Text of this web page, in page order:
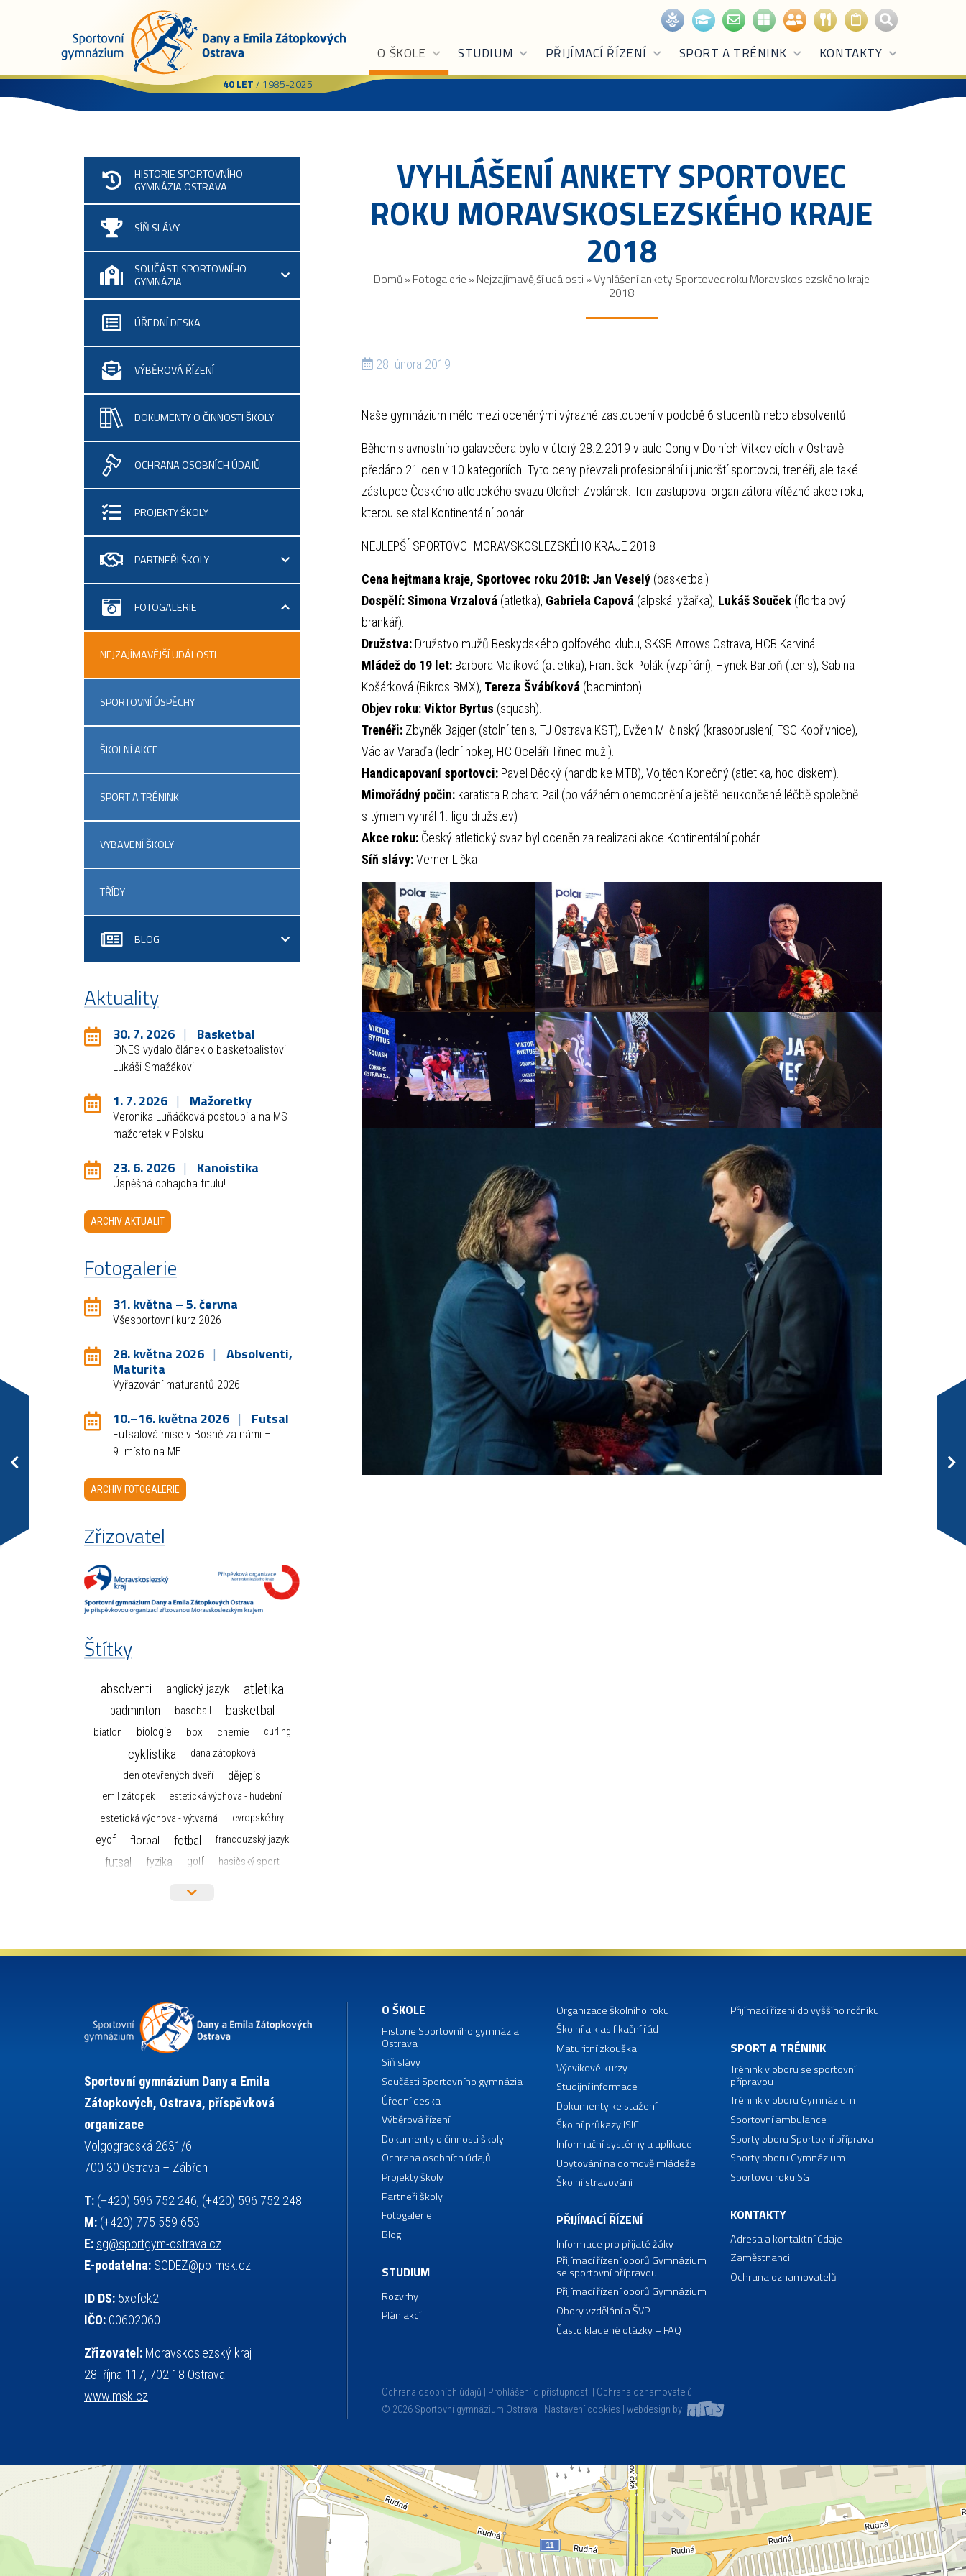
40 LET/ 1985-2025
O ŠKOLE STUDIUM PŘIJÍMACÍ ŘÍZENÍ SPORT A TRÉNINK KONTAKTY
VYHLÁŠENÍ ANKETY SPORTOVEC
ROKU MORAVSKOSLEZSKÉHO KRAJE
2018
Domů »Fotogalerie »Nejzajímavější události »Vyhlášení ankety Sportovec roku Moravskoslezského kraje
2018
28. února 2019
Naše gymnázium mělo mezi oceněnými výrazné zastoupení v podobě 6 studentů nebo absolventů.
Během slavnostního galavečera bylo v úterý 28.2.2019 v aule Gong v Dolních Vítkovicích v Ostravě
předáno 21 cen v 10 kategoriích. Tyto ceny převzali profesionální i juniorští sportovci, trenéři, ale také
zástupce Českého atletického svazu Oldřich Zvolánek. Ten zastupoval organizátora vítězné akce roku,
kterou se stal Kontinentální pohár.
NEJLEPŠÍ SPORTOVCI MORAVSKOSLEZSKÉHO KRAJE 2018
Cena hejtmana kraje, Sportovec roku 2018: Jan Veselý(basketbal)
Dospělí: Simona Vrzalová(atletka), Gabriela Capová(alpská lyžařka), Lukáš Souček(florbalový
brankář).
Družstva:Družstvo mužů Beskydského golfového klubu, SKSB Arrows Ostrava, HCB Karviná.
Mládež do 19 let:Barbora Malíková (atletika), František Polák (vzpírání), Hynek Bartoň (tenis), Sabina
Košárková (Bikros BMX), Tereza Švábíková(badminton).
Objev roku: Viktor Byrtus (squash).
Trenéři:Zbyněk Bajger (stolní tenis, TJ Ostrava KST), Evžen Milčinský (krasobruslení, FSC Kopřivnice),
Václav Varaďa (lední hokej, HC Oceláři Třinec muži).
Handicapovaní sportovci:Pavel Děcký (handbike MTB), Vojtěch Konečný (atletika, hod diskem).
Mimořádný počin:karatista Richard Pail (po vážném onemocnění a ještě neukončené léčbě společně
s týmem vyhrál 1. ligu družstev)
Akce roku:Český atletický svaz byl oceněn za realizaci akce Kontinentální pohár.
Síň slávy:Verner Lička
HISTORIE SPORTOVNÍHO
GYMNÁZIA OSTRAVA
SÍŇ SLÁVY
SOUČÁSTI SPORTOVNÍHO
GYMNÁZIA
ÚŘEDNÍ DESKA
VÝBĚROVÁ ŘÍZENÍ
DOKUMENTY O ČINNOSTI ŠKOLY
OCHRANA OSOBNÍCH ÚDAJŮ
PROJEKTY ŠKOLY
PARTNEŘI ŠKOLY
FOTOGALERIE
NEJZAJÍMAVĚJŠÍ UDÁLOSTI
SPORTOVNÍ ÚSPĚCHY
ŠKOLNÍ AKCE
SPORT A TRÉNINK
VYBAVENÍ ŠKOLY
TŘÍDY
BLOG
Aktuality
30. 7. 2026 Basketbal
iDNES vydalo článek o basketbalistovi
Lukáši Smažákovi
1. 7. 2026 Mažoretky
Veronika Luňáčková postoupila na MS
mažoretek v Polsku
23. 6. 2026 Kanoistika
Úspěšná obhajoba titulu!
ARCHIV AKTUALIT
Fotogalerie
31. května – 5. června
Všesportovní kurz 2026
28. května 2026 Absolventi,
Maturita
Vyřazování maturantů 2026
10.–16. května 2026 Futsal
Futsalová mise v Bosně za námi –
9. místo na ME
ARCHIV FOTOGALERIE
Zřizovatel
Štítky
absolventi anglický jazyk atletika
badminton baseball basketbal
biatlon biologie box chemie curling
cyklistika dana zátopková
den otevřených dveří dějepis
emil zátopek estetická výchova - hudební
estetická výchova - výtvarná evropské hry
eyof florbal fotbal francouzský jazyk
futsal fyzika golf hasičský sport
krasobruslení
kultura a historie
moderní gymnastika
německý jazyk
občanská nauka
olympijské hry olympiáda dětí a mládeže
organizace plavání
pozvánka
požární sport
projekty přednáška
přijímací řízení
rychlobruslení
snowboarding
sportovní gymnastika sportovní lezení
squash stolní tenis
talentová zkouška
tanec
teorie sportovní přípravy
tělesná výchova
událost
volejbal
vzpírání
zeměpis základy společenských věd
zápas řeckořímský úřední deska
český jazyk
Sportovní gymnázium Dany a Emila
Zátopkových, Ostrava, příspěvková
organizace
Volgogradská 2631/6
700 30 Ostrava – Zábřeh
T: (+420) 596 752 246, (+420) 596 752 248
M: (+420) 775 559 653
E: sg@sportgym-ostrava.cz
E-podatelna: SGDEZ@po-msk.cz
ID DS: 5xcfck2
IČO: 00602060
Zřizovatel: Moravskoslezský kraj
28. října 117, 702 18 Ostrava
www.msk.cz
O ŠKOLE
Historie Sportovního gymnázia
Ostrava
Síň slávy
Součásti Sportovního gymnázia
Úřední deska
Výběrová řízení
Dokumenty o činnosti školy
Ochrana osobních údajů
Projekty školy
Partneři školy
Fotogalerie
Blog
STUDIUM
Rozvrhy
Plán akcí
Organizace školního roku
Školní a klasifikační řád
Maturitní zkouška
Výcvikové kurzy
Studijní informace
Dokumenty ke stažení
Školní průkazy ISIC
Informační systémy a aplikace
Ubytování na domově mládeže
Školní stravování
PŘIJÍMACÍ ŘÍZENÍ
Informace pro přijaté žáky
Přijímací řízení oborů Gymnázium
se sportovní přípravou
Přijímací řízení oborů Gymnázium
Obory vzdělání a ŠVP
Často kladené otázky – FAQ
Přijímací řízení do vyššího ročníku
SPORT A TRÉNINK
Trénink v oboru se sportovní
přípravou
Trénink v oboru Gymnázium
Sportovní ambulance
Sporty oboru Sportovní příprava
Sporty oboru Gymnázium
Sportovci roku SG
KONTAKTY
Adresa a kontaktní údaje
Zaměstnanci
Ochrana oznamovatelů
Ochrana osobních údajů Prohlášení o přístupnosti
Ochrana oznamovatelů
© 2026 Sportovní gymnázium Ostrava |
Nastavení cookies webdesign by